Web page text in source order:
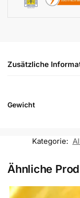
Zusätzliche
Gewicht
Kategorie:
Ähnliche